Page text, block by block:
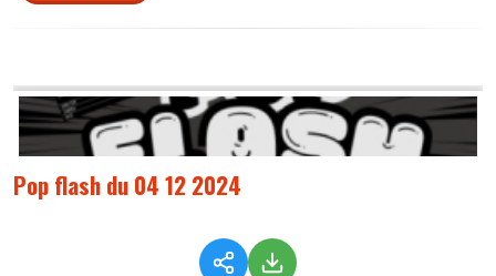
Pop flash du 04 12 2024